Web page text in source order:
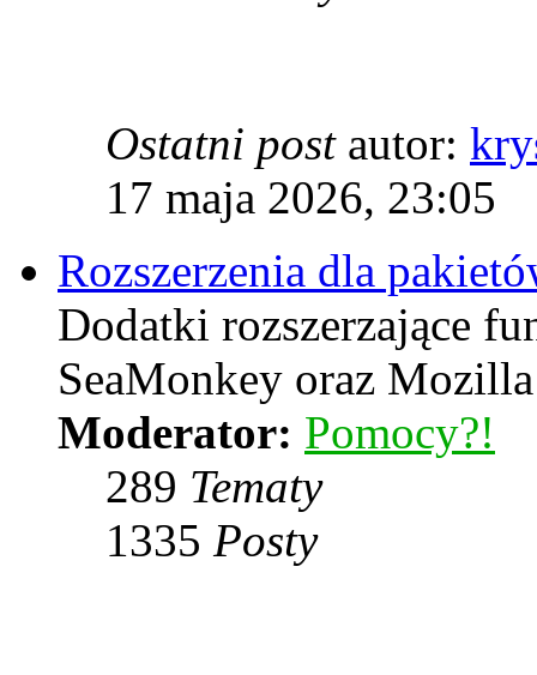
Ostatni postautor:
17 maja 2026, 23:05
Rozszerzenia dla
Dodatki rozszerzające
SeaMonkey oraz
Moderator: Pomocy?!
289 Tematy
1335 Posty